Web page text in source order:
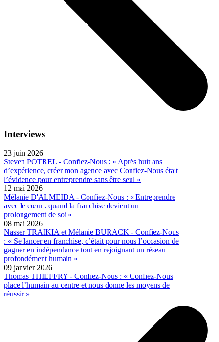
Interviews
23 juin 2026
Steven POTREL - Confiez-Nous : « Après huit ans
d’expérience, créer mon agence avec Confiez-Nous était
l’évidence pour entreprendre sans être seul »
12 mai 2026
Mélanie D'ALMEIDA - Confiez-Nous : « Entreprendre
avec le cœur : quand la franchise devient un
prolongement de soi »
08 mai 2026
Nasser TRAIKIA et Mélanie BURACK - Confiez-Nous
: « Se lancer en franchise, c’était pour nous l’occasion de
gagner en indépendance tout en rejoignant un réseau
profondément humain »
09 janvier 2026
Thomas THIEFFRY - Confiez-Nous : « Confiez-Nous
place l’humain au centre et nous donne les moyens de
réussir »